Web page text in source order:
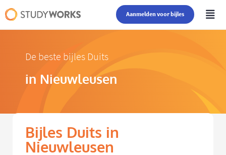
Aanmelden voor bijles
De beste bijles Duits
in Nieuwleusen
Bijles Duits in
Nieuwleusen